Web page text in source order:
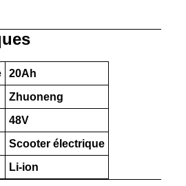
20Ah
Zhuoneng
48V
Scooter électrique
Li-ion